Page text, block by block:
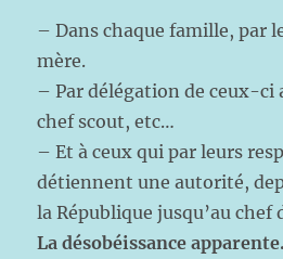
– Dans chaque famille, par
mère.
– Par délégation de ceux-ci
chef scout, etc…
– Et à ceux qui par leurs
détiennent une autorité,
la République jusqu’au chef
La désobéissance apparente.